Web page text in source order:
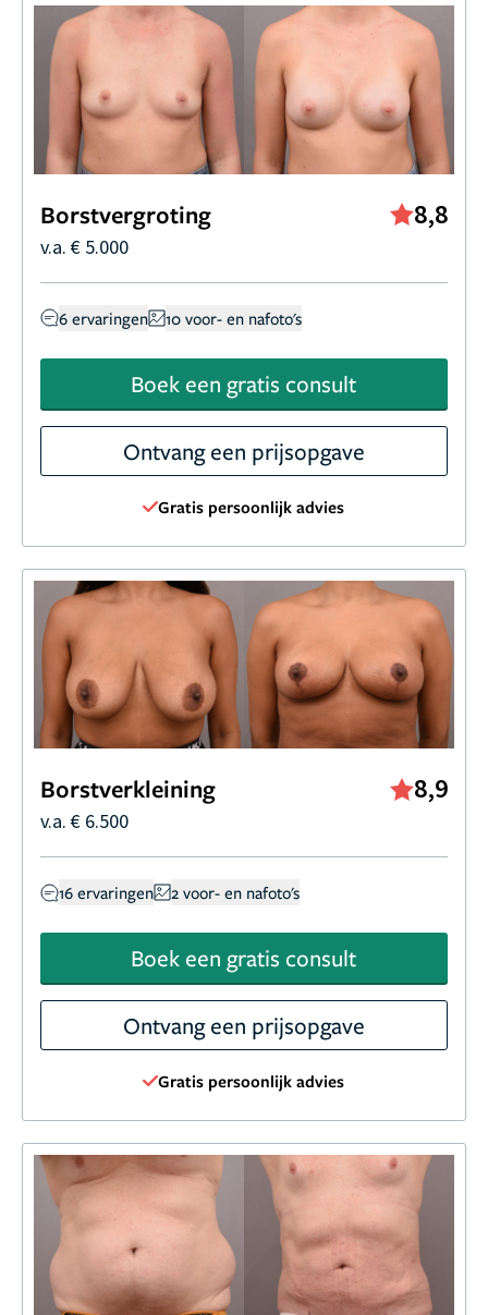
Borstvergroting 8,8
v.a. € 5.000
6 ervaringen 10 voor- en nafoto's
Boek een gratis consult
Ontvang een prijsopgave
Gratis persoonlijk advies
Borstverkleining 8,9
v.a. € 6.500
16 ervaringen 2 voor- en nafoto's
Boek een gratis consult
Ontvang een prijsopgave
Gratis persoonlijk advies